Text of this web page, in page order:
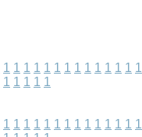
1 1 1 1 1 1 1 1 1 1 1 1 1 1
1 1 1 1 1
1 1 1 1 1 1 1 1 1 1 1 1 1 1